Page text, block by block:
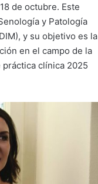
de octubre. Este
y Patología
y su objetivo es la
en el campo de la
práctica clínica 2025